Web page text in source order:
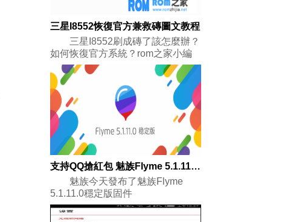
三星I8552恢復官方兼救磚圖文教程
三星I8552刷成磚了該怎麼辦？
如何恢復官方系統？rom之家小編
支持QQ搶紅包 魅族Flyme 5.1.11.0穩定版發布
魅族今天發布了魅族Flyme
5.1.11.0穩定版固件